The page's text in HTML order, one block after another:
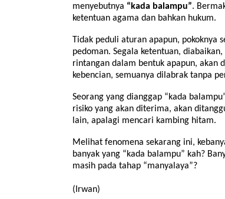
menyebutnya “kada balampu”.
ketentuan agama dan bahkan hukum.
Tidak peduli aturan apapun, pokoknya
pedoman. Segala ketentuan,
rintangan dalam bentuk apapun, akan
kebencian, semuanya dilabrak tanpa
Seorang yang dianggap “kada
risiko yang akan diterima, akan
lain, apalagi mencari kambing hitam.
Melihat fenomena sekarang ini,
banyak yang “kada balampu” kah?
masih pada tahap “manyalaya”?
(Irwan)